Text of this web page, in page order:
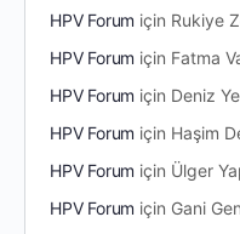
HPV Forum için Rukiye
HPV Forum için Fatma
HPV Forum için Deniz
HPV Forum için Haşim
HPV Forum için Ülger
HPV Forum için Gani